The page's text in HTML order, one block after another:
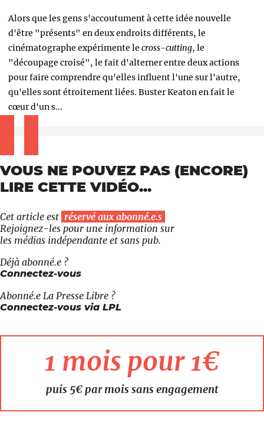
Alors que les gens s'accoutument à cette idée nouvelle
d'être "présents" en deux endroits différents, le
cinématographe expérimente le cross-cutting, le
"découpage croisé", le fait d'alterner entre deux actions
pour faire comprendre qu'elles influent l'une sur l'autre,
qu'elles sont étroitement liées. Buster Keaton en fait le
cœur d'un s...
VOUS NE POUVEZ PAS (ENCORE)
LIRE CETTE VIDÉO...
Cet article est réservé aux abonné.e.s
Rejoignez-les pour une information sur
les médias indépendante et sans pub.
Déjà abonné.e ?
Connectez-vous
Abonné.e La Presse Libre ?
Connectez-vous via LPL
1 mois pour 1€
puis 5€ par mois sans engagement